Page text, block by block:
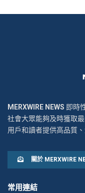
MERXWIRE NEWS 即時
社會大眾能夠及時獲取
用戶和讀者提供高品質
關於 MERXWIRE
常用連結